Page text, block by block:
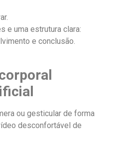
e uma estrutura clara:
e conclusão.
ou gesticular de forma
desconfortável de